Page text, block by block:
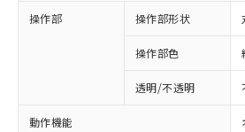
操作部 操作部形状
操作部色
透明/不透明
動作機能